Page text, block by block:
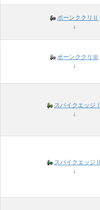
ボーンククリⅡ
↓
ボーンククリⅢ
↓
スパイクエッジⅠ
↓
スパイクエッジⅡ
↓